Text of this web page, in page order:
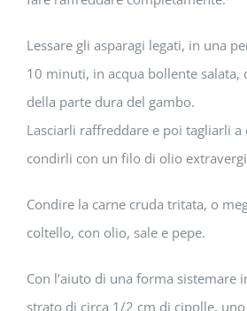
Lessare gli asparagi legati, in una
10 minuti, in acqua bollente
della parte dura del gambo.
Lasciarli raffreddare e poi tagliarli
condirli con un filo di olio
Condire la carne cruda tritata, o
coltello, con olio, sale e pepe.
Con l’aiuto di una forma sistemare
strato di circa 1/2 cm di cipolle,